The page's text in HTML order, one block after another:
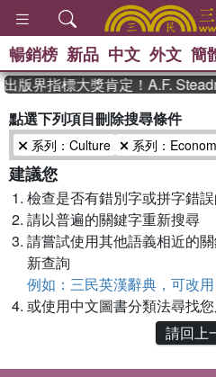
熱搜：
、
史是一
偉大的
暢銷榜 新品 中文 外文 簡
版界指標大獎肯定！A.F.
點選下列項目刪除搜尋條件
系列：Culture 系列：
建議您
檢查是否有錯別字或拼字錯
請以普遍的關鍵字重新搜尋
請嘗試使用其他語義相近的
新查詢
例如：三民英漢辭典，可改用
或使用中文圖書分類法尋找
請回上